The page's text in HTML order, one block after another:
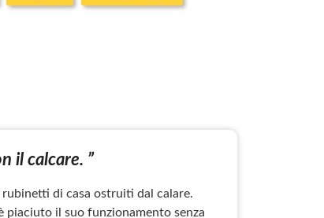
il calcare. ”
di casa ostruiti dal calare.
piaciuto il suo funzionamento senza